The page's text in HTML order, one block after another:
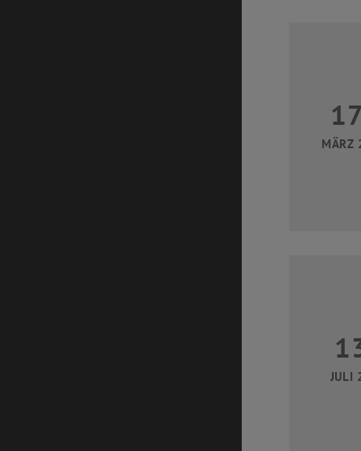
17
MÄRZ
JULI